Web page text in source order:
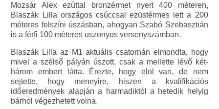
Mozsár Alex ezúttal bronzérmet nyert 400 méteren,
Blaszák Lilla országos csúccsal ezüstérmes lett a 200
méteres felszíni úszásban, ahogyan Szabó Szebasztián
is a férfi 100 méteres uszonyos versenyszámban.
Blaszák Lilla az M1 aktuális csatornán elmondta, hogy
mivel a szélső pályán úszott, csak a mellette lévő két-
három embert látta. Érezte, hogy elöl van, de nem
sejtette, hogy mennyire, hiszen a kvalifikációs
időeredmények alapján a harmadiktól a hetedik helyig
bárhol végezhetett volna.